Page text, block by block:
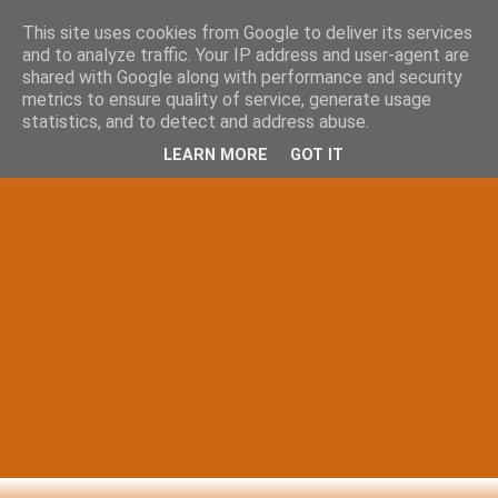
This site uses cookies from Google to deliver its services
and to analyze traffic. Your IP address and user-agent are
shared with Google along with performance and security
metrics to ensure quality of service, generate usage
statistics, and to detect and address abuse.
LEARN MORE GOT IT